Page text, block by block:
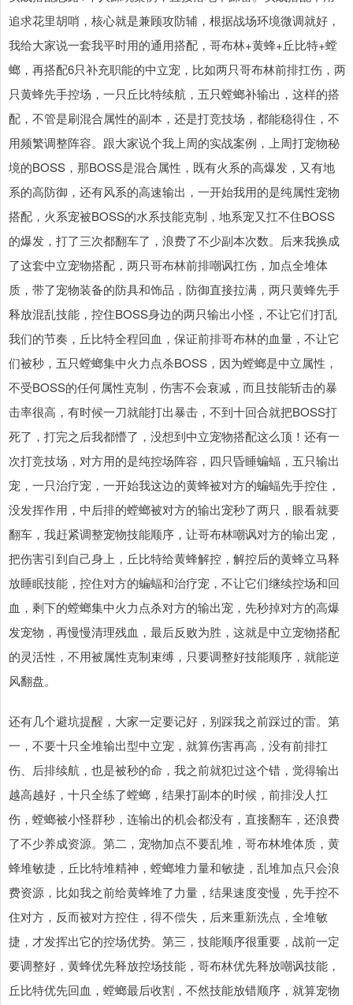
追求花里胡哨，核心就是兼顾攻防辅，根据战场环境微调就好，
我给大家说一套我平时用的通用搭配，哥布林+黄蜂+丘比特+螳
螂，再搭配6只补充职能的中立宠，比如两只哥布林前排扛伤，两
只黄蜂先手控场，一只丘比特续航，五只螳螂补输出，这样的搭
配，不管是刷混合属性的副本，还是打竞技场，都能稳得住，不
用频繁调整阵容。跟大家说个我上周的实战案例，上周打宠物秘
境的BOSS，那BOSS是混合属性，既有火系的高爆发，又有地
系的高防御，还有风系的高速输出，一开始我用的是纯属性宠物
搭配，火系宠被BOSS的水系技能克制，地系宠又扛不住BOSS
的爆发，打了三次都翻车了，浪费了不少副本次数。后来我换成
了这套中立宠物搭配，两只哥布林前排嘲讽扛伤，加点全堆体
质，带了宠物装备的防具和饰品，防御直接拉满，两只黄蜂先手
释放混乱技能，控住BOSS身边的两只输出小怪，不让它们打乱
我们的节奏，丘比特全程回血，保证前排哥布林的血量，不让它
们被秒，五只螳螂集中火力点杀BOSS，因为螳螂是中立属性，
不受BOSS的任何属性克制，伤害不会衰减，而且技能斩击的暴
击率很高，有时候一刀就能打出暴击，不到十回合就把BOSS打
死了，打完之后我都懵了，没想到中立宠物搭配这么顶！还有一
次打竞技场，对方用的是纯控场阵容，四只昏睡蝙蝠，五只输出
宠，一只治疗宠，一开始我这边的黄蜂被对方的蝙蝠先手控住，
没发挥作用，中后排的螳螂被对方的输出宠秒了两只，眼看就要
翻车，我赶紧调整宠物技能顺序，让哥布林嘲讽对方的输出宠，
把伤害引到自己身上，丘比特给黄蜂解控，解控后的黄蜂立马释
放睡眠技能，控住对方的蝙蝠和治疗宠，不让它们继续控场和回
血，剩下的螳螂集中火力点杀对方的输出宠，先秒掉对方的高爆
发宠物，再慢慢清理残血，最后反败为胜，这就是中立宠物搭配
的灵活性，不用被属性克制束缚，只要调整好技能顺序，就能逆
风翻盘。
还有几个避坑提醒，大家一定要记好，别踩我之前踩过的雷。第
一，不要十只全堆输出型中立宠，就算伤害再高，没有前排扛
伤、后排续航，也是被秒的命，我之前就犯过这个错，觉得输出
越高越好，十只全练了螳螂，结果打副本的时候，前排没人扛
伤，螳螂被小怪群秒，连输出的机会都没有，直接翻车，还浪费
了不少养成资源。第二，宠物加点不要乱堆，哥布林堆体质，黄
蜂堆敏捷，丘比特堆精神，螳螂堆力量和敏捷，乱堆加点只会浪
费资源，比如我之前给黄蜂堆了力量，结果速度变慢，先手控不
住对方，反而被对方控住，得不偿失，后来重新洗点，全堆敏
捷，才发挥出它的控场优势。第三，技能顺序很重要，战前一定
要调整好，黄蜂优先释放控场技能，哥布林优先释放嘲讽技能，
丘比特优先回血，螳螂最后收割，不然技能放错顺序，就算宠物